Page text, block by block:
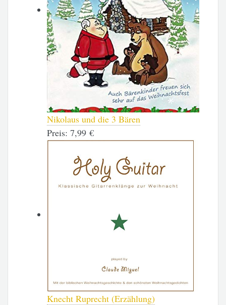
Nikolaus und die 3 Bären
Preis:7,99 €
Knecht Ruprecht (Erzählung)